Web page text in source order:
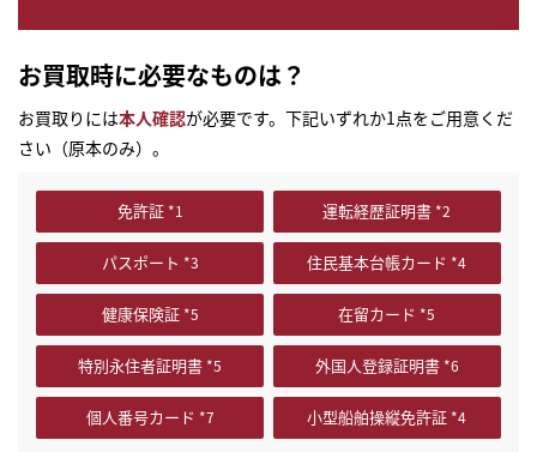
お買取時に必要なものは？
お買取りには本人確認が必要です。下記いずれか1点をご用意くだ
さい（原本のみ）。
免許証 運転経歴証明書
パスポート 住民基本台帳カード
健康保険証 在留カード
特別永住者証明書 外国人登録証明書
個人番号カード 小型船舶操縦免許証